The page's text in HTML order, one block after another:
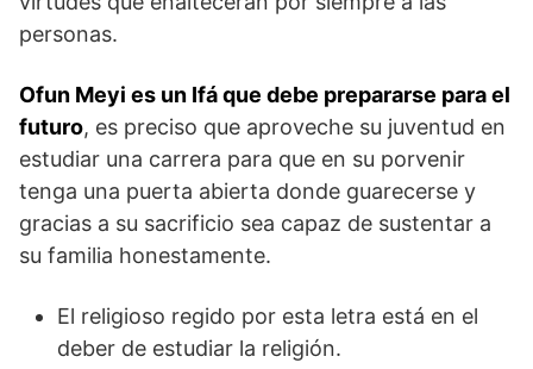
personas.
Ofun Meyi es un Ifá que debe prepararse para el
futuro, es preciso que aproveche su juventud en
estudiar una carrera para que en su porvenir
tenga una puerta abierta donde guarecerse y
gracias a su sacrificio sea capaz de sustentar a
su familia honestamente.
El religioso regido por esta letra está en el
deber de estudiar la religión.